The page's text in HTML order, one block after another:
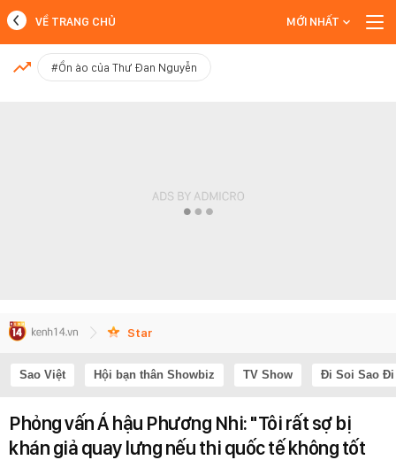
MỚI NHẤT
VỀ TRANG CHỦ MỚI NHẤT
#Ồn ào của Thư Đan Nguyễn
Star
Sao Việt Hội bạn thân Showbiz TV Show Đi Soi Sao Đi
Phỏng vấn Á hậu Phương Nhi: "Tôi rất sợ bị
khán giả quay lưng nếu thi quốc tế không tốt